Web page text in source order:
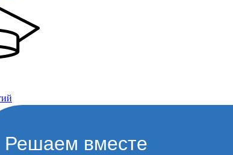
Решаем вместе